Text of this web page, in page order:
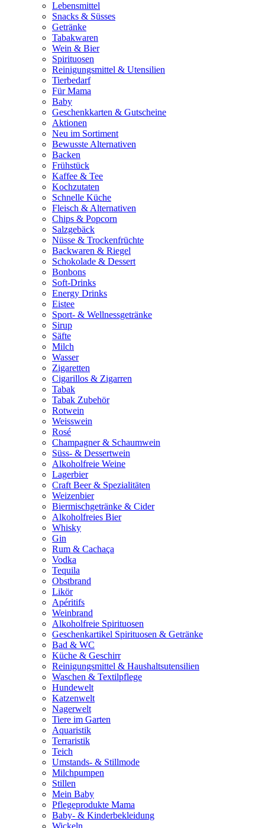
Lebensmittel
Snacks & Süsses
Getränke
Tabakwaren
Wein & Bier
Spirituosen
Reinigungsmittel & Utensilien
Tierbedarf
Für Mama
Baby
Geschenkkarten & Gutscheine
Aktionen
Neu im Sortiment
Bewusste Alternativen
Backen
Frühstück
Kaffee & Tee
Kochzutaten
Schnelle Küche
Fleisch & Alternativen
Chips & Popcorn
Salzgebäck
Nüsse & Trockenfrüchte
Backwaren & Riegel
Schokolade & Dessert
Bonbons
Soft-Drinks
Energy Drinks
Eistee
Sport- & Wellnessgetränke
Sirup
Säfte
Milch
Wasser
Zigaretten
Cigarillos & Zigarren
Tabak
Tabak Zubehör
Rotwein
Weisswein
Rosé
Champagner & Schaumwein
Süss- & Dessertwein
Alkoholfreie Weine
Lagerbier
Craft Beer & Spezialitäten
Weizenbier
Biermischgetränke & Cider
Alkoholfreies Bier
Whisky
Gin
Rum & Cachaça
Vodka
Tequila
Obstbrand
Likör
Apéritifs
Weinbrand
Alkoholfreie Spirituosen
Geschenkartikel Spirituosen & Getränke
Bad & WC
Küche & Geschirr
Reinigungsmittel & Haushaltsutensilien
Waschen & Textilpflege
Hundewelt
Katzenwelt
Nagerwelt
Tiere im Garten
Aquaristik
Terraristik
Teich
Umstands- & Stillmode
Milchpumpen
Stillen
Mein Baby
Pflegeprodukte Mama
Baby- & Kinderbekleidung
Wickeln